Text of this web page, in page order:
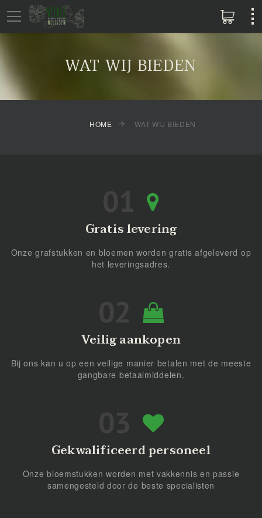
WAT WIJ BIEDEN
HOME WAT WIJ BIEDEN
Gratis levering
Onze grafstukken en bloemen worden gratis afgeleverd op
het leveringsadres.
Veilig aankopen
Bij ons kan u op een veilige manier betalen met de meeste
gangbare betaalmiddelen.
Gekwalificeerd personeel
Onze bloemstukken worden met vakkennis en passie
samengesteld door de beste specialisten